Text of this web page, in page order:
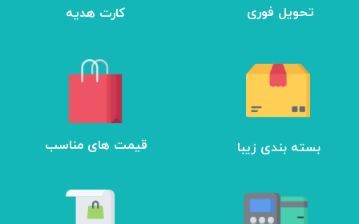
تحویل فوری کارت هدیه
​قیمت های مناسب بسته بندی زیبا